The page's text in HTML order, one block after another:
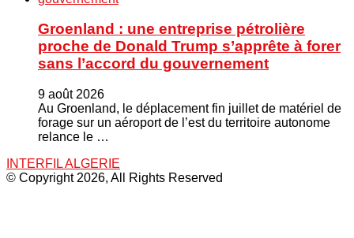
Groenland : une entreprise pétrolière
proche de Donald Trump s’apprête à forer
sans l’accord du gouvernement
9 août 2026
Au Groenland, le déplacement fin juillet de matériel de
forage sur un aéroport de l’est du territoire autonome
relance le …
INTERFIL ALGERIE
© Copyright 2026, All Rights Reserved